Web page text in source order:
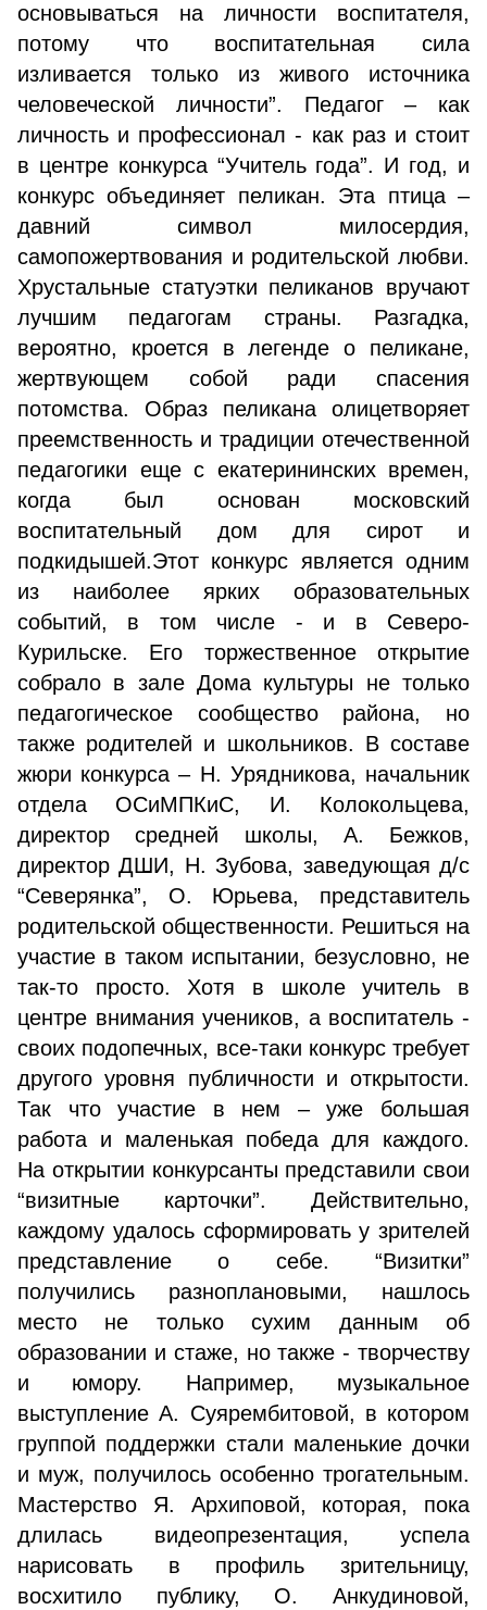
основываться на личности воспитателя,
потому что воспитательная сила
изливается только из живого источника
человеческой личности”. Педагог – как
личность и профессионал - как раз и стоит
в центре конкурса “Учитель года”. И год, и
конкурс объединяет пеликан. Эта птица –
давний символ милосердия,
самопожертвования и родительской любви.
Хрустальные статуэтки пеликанов вручают
лучшим педагогам страны. Разгадка,
вероятно, кроется в легенде о пеликане,
жертвующем собой ради спасения
потомства. Образ пеликана олицетворяет
преемственность и традиции отечественной
педагогики еще с екатерининских времен,
когда был основан московский
воспитательный дом для сирот и
подкидышей.Этот конкурс является одним
из наиболее ярких образовательных
событий, в том числе - и в Северо-
Курильске. Его торжественное открытие
собрало в зале Дома культуры не только
педагогическое сообщество района, но
также родителей и школьников. В составе
жюри конкурса – Н. Урядникова, начальник
отдела ОСиМПКиС, И. Колокольцева,
директор средней школы, А. Бежков,
директор ДШИ, Н. Зубова, заведующая д/с
“Северянка”, О. Юрьева, представитель
родительской общественности. Решиться на
участие в таком испытании, безусловно, не
так-то просто. Хотя в школе учитель в
центре внимания учеников, а воспитатель -
своих подопечных, все-таки конкурс требует
другого уровня публичности и открытости.
Так что участие в нем – уже большая
работа и маленькая победа для каждого.
На открытии конкурсанты представили свои
“визитные карточки”. Действительно,
каждому удалось сформировать у зрителей
представление о себе. “Визитки”
получились разноплановыми, нашлось
место не только сухим данным об
образовании и стаже, но также - творчеству
и юмору. Например, музыкальное
выступление А. Суярембитовой, в котором
группой поддержки стали маленькие дочки
и муж, получилось особенно трогательным.
Мастерство Я. Архиповой, которая, пока
длилась видеопрезентация, успела
нарисовать в профиль зрительницу,
восхитило публику, О. Анкудиновой,